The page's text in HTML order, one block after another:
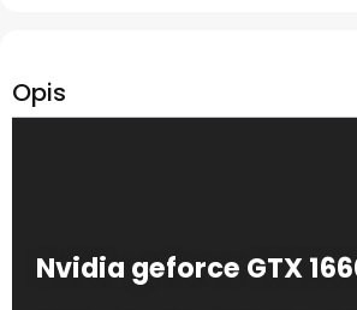
Opis
Nvidia geforce GTX